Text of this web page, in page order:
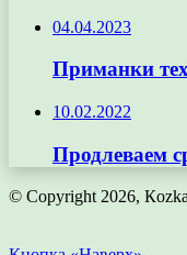
04.04.2023
Приманки
10.02.2022
Продлеваем
© Copyright 2026,